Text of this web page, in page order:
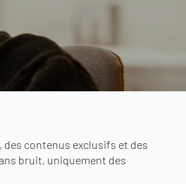
contenus exclusifs et des
bruit, uniquement des